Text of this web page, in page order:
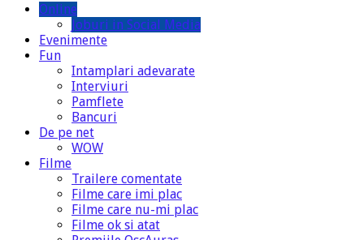
Online
Joburi in Social Media
Evenimente
Fun
Intamplari adevarate
Interviuri
Pamflete
Bancuri
De pe net
WOW
Filme
Trailere comentate
Filme care imi plac
Filme care nu-mi plac
Filme ok si atat